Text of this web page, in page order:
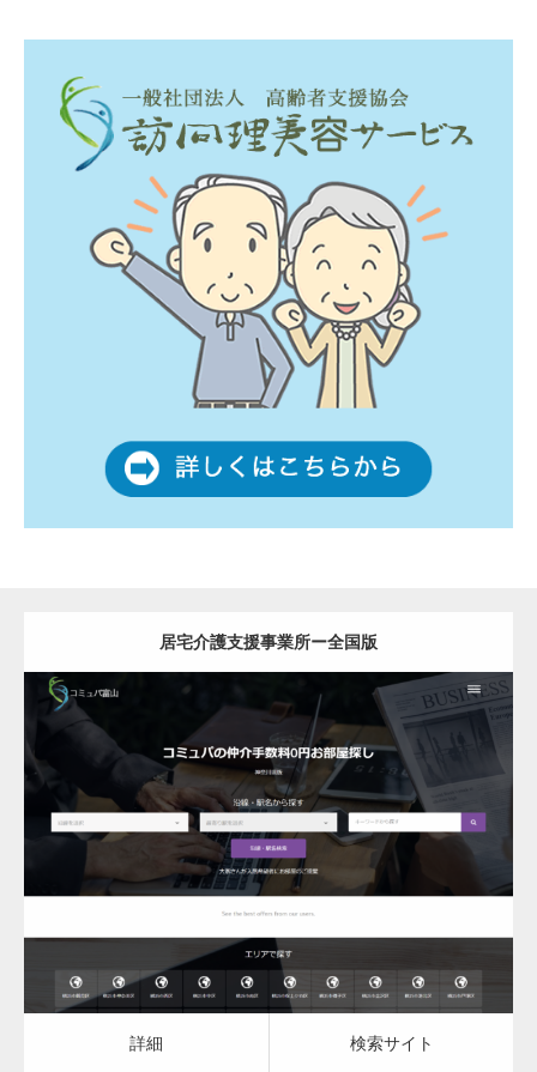
居宅介護支援事業所ー全国版
更新日： 2023.07.18
居宅介護支援事業所 居宅介護支援事業所
詳細 検索サイト
詳細 検索サイト